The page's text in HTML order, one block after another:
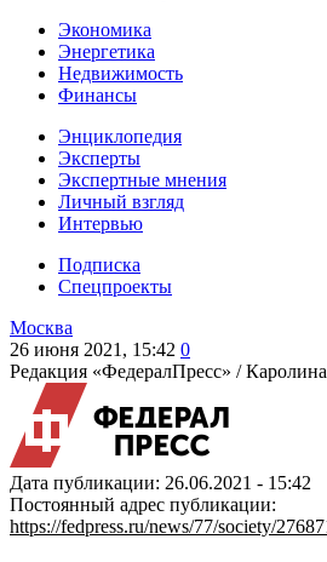
Экономика
Энергетика
Недвижимость
Финансы
Энциклопедия
Эксперты
Экспертные мнения
Личный взгляд
Интервью
Подписка
Спецпроекты
Москва
26 июня 2021, 15:42 0
Редакция «ФедералПресс» /
Дата публикации: 26.06.2021 - 15:42
Постоянный адрес публикации:
https://fedpress.ru/news/77/society/